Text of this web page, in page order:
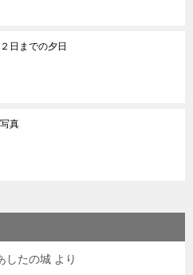
日までの夕日
真
したの城 より